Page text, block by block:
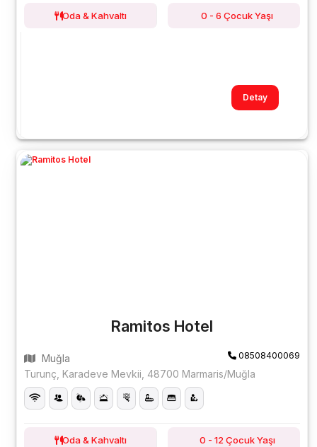
Oda & Kahvaltı 0 - 6 Çocuk Yaşı
Detay
Ramitos Hotel
Muğla 08508400069
Turunç, Karadeve Mevkii, 48700 Marmaris/Muğla
Oda & Kahvaltı 0 - 12 Çocuk Yaşı